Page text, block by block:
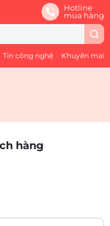
Hotline
mua hàng
Tin công nghệ Khuyến mại
hàng